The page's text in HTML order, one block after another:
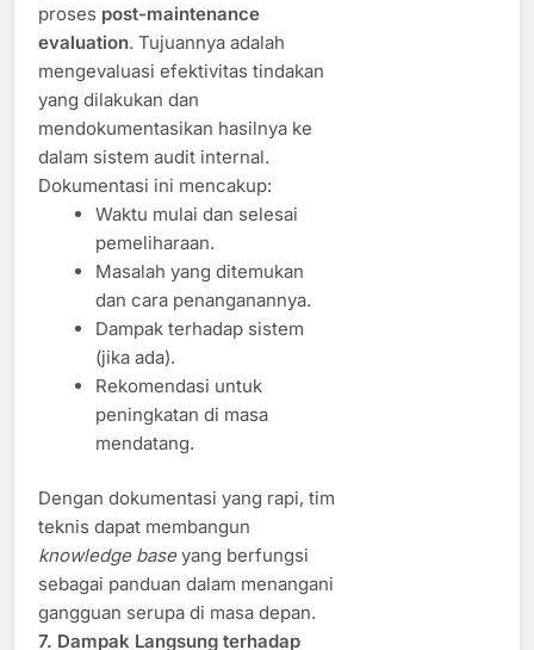
proses post-maintenance
evaluation. Tujuannya adalah
mengevaluasi efektivitas tindakan
yang dilakukan dan
mendokumentasikan hasilnya ke
dalam sistem audit internal.
Dokumentasi ini mencakup:
Waktu mulai dan selesai
pemeliharaan.
Masalah yang ditemukan
dan cara penanganannya.
Dampak terhadap sistem
(jika ada).
Rekomendasi untuk
peningkatan di masa
mendatang.
Dengan dokumentasi yang rapi, tim
teknis dapat membangun
knowledge baseyang berfungsi
sebagai panduan dalam menangani
gangguan serupa di masa depan.
7. Dampak Langsung terhadap